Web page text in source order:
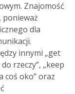
Znajomość
ponieważ
dla
innymi „get
rzeczy”, „keep
coś oko” oraz